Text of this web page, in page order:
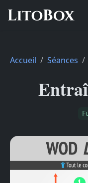
Accueil Séances